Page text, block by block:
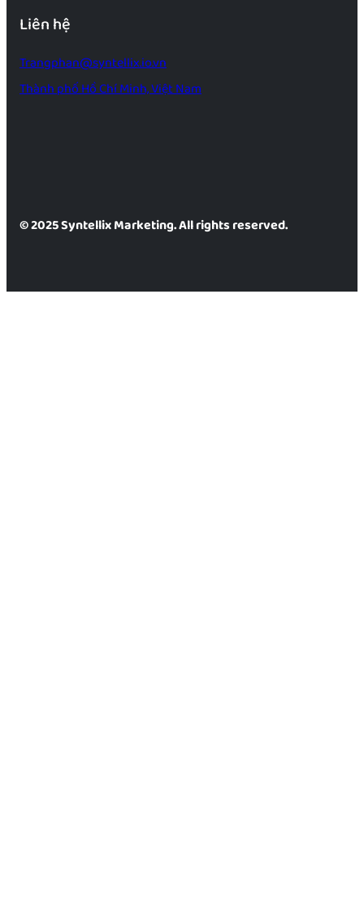
Liên hệ
Trangphan@syntellix.io.vn
Thành phố Hồ Chí Minh, Việt Nam
© 2025 Syntellix Marketing. All rights reserved.